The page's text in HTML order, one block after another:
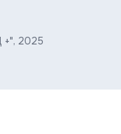
2025